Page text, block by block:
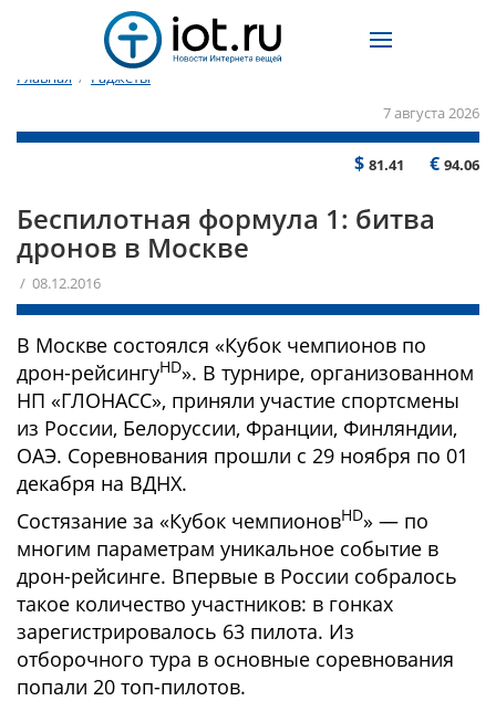
Главная / Гаджеты
7 августа 2026
$ 81.41 € 94.06
Беспилотная формула 1: битва
дронов в Москве
/ 08.12.2016
В Москве состоялся «Кубок чемпионов по
дрон-рейсингуHD». В турнире, организованном
НП «ГЛОНАСС», приняли участие спортсмены
из России, Белоруссии, Франции, Финляндии,
ОАЭ. Соревнования прошли с 29 ноября по 01
декабря на ВДНХ.
Состязание за «Кубок чемпионовHD» — по
многим параметрам уникальное событие в
дрон-рейсинге. Впервые в России собралось
такое количество участников: в гонках
зарегистрировалось 63 пилота. Из
отборочного тура в основные соревнования
попали 20 топ-пилотов.